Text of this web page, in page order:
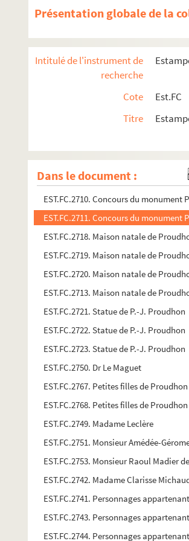
Présentation globale de la
Intitulé de l'instrument de
recherche
Cote
Est.FC
Titre
Dans le document :
EST.FC.2725. La statue de Proudhon à
EST.FC.2729. La statue de Proudhon à
EST.FC.2712. La statue de Proudhon à
EST.FC.2706. Concours du monument
EST.FC.2708. Concours du monument
EST.FC.2709. Concours du monument
EST.FC.2710. Concours du monument
EST.FC.2711. Concours du monument
EST.FC.2718. Maison natale de
EST.FC.2719. Maison natale de
EST.FC.2720. Maison natale de
EST.FC.2713. Maison natale de
EST.FC.2721. Statue de P.-J. Proudhon
EST.FC.2722. Statue de P.-J. Proudhon
EST.FC.2723. Statue de P.-J. Proudhon
EST.FC.2750. Dr Le Maguet
EST.FC.2767. Petites filles de Proudhon
EST.FC.2768. Petites filles de Proudhon
EST.FC.2749. Madame Leclère
EST.FC.2751. Monsieur Amédée-
EST.FC.2753. Monsieur Raoul Madier
EST.FC.2742. Madame Clarisse
EST.FC.2741. Personnages
EST.FC.2743. Personnages
EST.FC.2744. Personnages